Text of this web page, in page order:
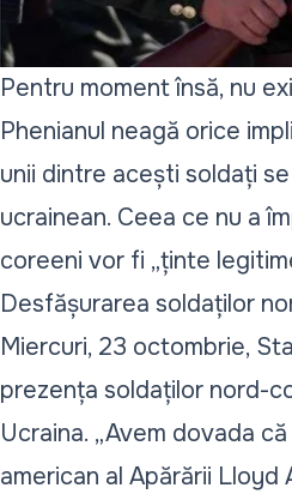
Pentru moment însă, nu
Phenianul neagă orice
unii dintre acești soldați
ucrainean. Ceea ce nu a
coreeni vor fi „ținte
Desfășurarea soldaților
Miercuri, 23 octombrie,
prezența soldaților nord-
Ucraina. „Avem dovada
american al Apărării